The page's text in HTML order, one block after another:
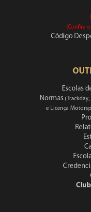
(Confira
Código
Escolas
Normas
e Licença